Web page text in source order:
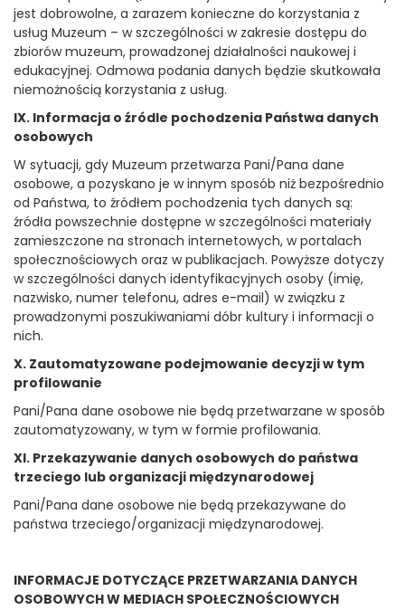
jest dobrowolne, a zarazem konieczne do korzystania z
usług Muzeum – w szczególności w zakresie dostępu do
zbiorów muzeum, prowadzonej działalności naukowej i
edukacyjnej. Odmowa podania danych będzie skutkowała
niemożnością korzystania z usług.
IX. Informacja o źródle pochodzenia Państwa danych
osobowych
W sytuacji, gdy Muzeum przetwarza Pani/Pana dane
osobowe, a pozyskano je w innym sposób niż bezpośrednio
od Państwa, to źródłem pochodzenia tych danych są:
źródła powszechnie dostępne w szczególności materiały
zamieszczone na stronach internetowych, w portalach
społecznościowych oraz w publikacjach. Powyższe dotyczy
w szczególności danych identyfikacyjnych osoby (imię,
nazwisko, numer telefonu, adres e-mail) w związku z
prowadzonymi poszukiwaniami dóbr kultury i informacji o
nich.
X. Zautomatyzowane podejmowanie decyzji w tym
profilowanie
Pani/Pana dane osobowe nie będą przetwarzane w sposób
zautomatyzowany, w tym w formie profilowania.
XI. Przekazywanie danych osobowych do państwa
trzeciego lub organizacji międzynarodowej
Pani/Pana dane osobowe nie będą przekazywane do
państwa trzeciego/organizacji międzynarodowej.
INFORMACJE DOTYCZĄCE PRZETWARZANIA DANYCH
OSOBOWYCH W MEDIACH SPOŁECZNOŚCIOWYCH